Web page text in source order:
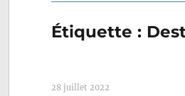
Étiquette :
28 juillet 2022